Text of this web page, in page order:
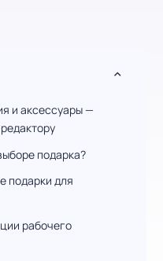
и аксессуары —
подарка?
подарки для
рабочего